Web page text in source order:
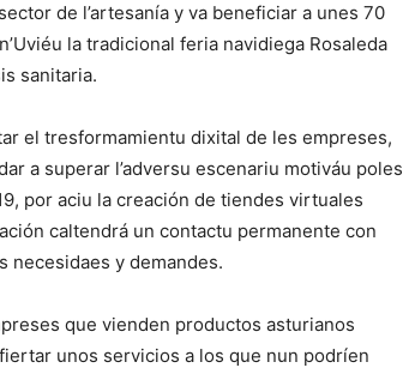
de l’artesanía y va beneficiar a unes 70
la tradicional feria navidiega Rosaleda
sanitaria.
el tresformamientu dixital de les empreses,
a superar l’adversu escenariu motiváu poles
por aciu la creación de tiendes virtuales
caltendrá un contactu permanente con
necesidaes y demandes.
que vienden productos asturianos
unos servicios a los que nun podríen